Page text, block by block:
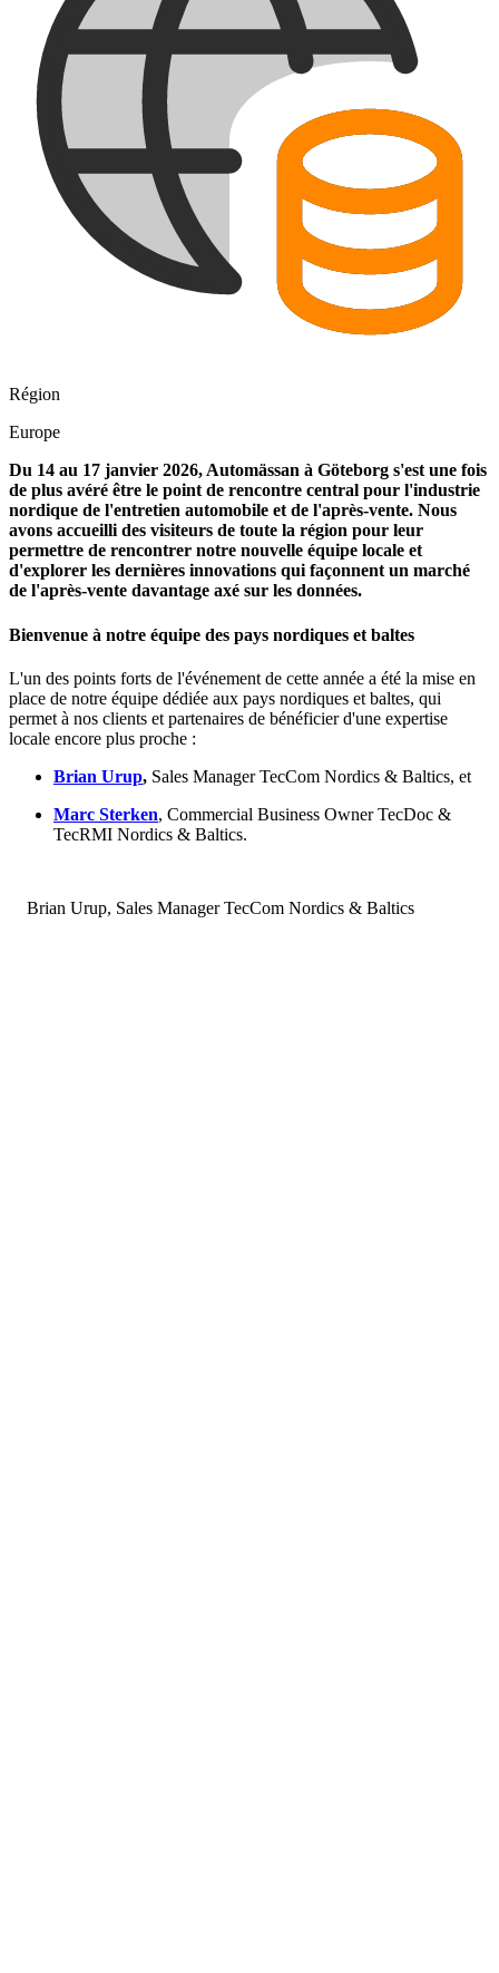
Région
Europe
Du 14 au 17 janvier 2026, Automässan à Göteborg s'est une fois
de plus avéré être le point de rencontre central pour l'industrie
nordique de l'entretien automobile et de l'après-vente. Nous
avons accueilli des visiteurs de toute la région pour leur
permettre de rencontrer notre nouvelle équipe locale et
d'explorer les dernières innovations qui façonnent un marché
de l'après-vente davantage axé sur les données.
Bienvenue à notre équipe des pays nordiques et baltes
L'un des points forts de l'événement de cette année a été la mise en
place de notre équipe dédiée aux pays nordiques et baltes, qui
permet à nos clients et partenaires de bénéficier d'une expertise
locale encore plus proche :
Brian Urup, Sales Manager TecCom Nordics & Baltics, et
Marc Sterken, Commercial Business Owner TecDoc &
TecRMI Nordics & Baltics.
Brian Urup, Sales Manager TecCom Nordics & Baltics